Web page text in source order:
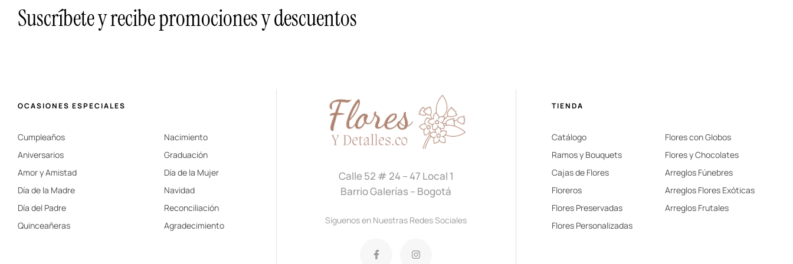
Suscríbete y recibe promociones y descuentos
OCASIONES ESPECIALES
Cumpleaños
Aniversarios
Amor y Amistad
Día de la Madre
Día del Padre
Quinceañeras
Nacimiento
Graduación
Día de la Mujer
Navidad
Reconciliación
Agradecimiento
Calle 52 # 24 – 47 Local 1
Barrio Galerías – Bogotá
Síguenos en Nuestras Redes Sociales
TIENDA
Catálogo
Ramos y Bouquets
Cajas de Flores
Floreros
Flores Preservadas
Flores Personalizadas
Flores con Globos
Flores y Chocolates
Arreglos Fúnebres
Arreglos Flores Exóticas
Arreglos Frutales